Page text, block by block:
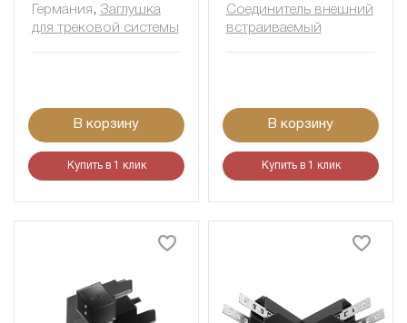
Германия , Заглушка
для трековой системы
В корзину
Купить в 1 клик
Соединитель внешний
встраиваемый
В корзину
Купить в 1 клик